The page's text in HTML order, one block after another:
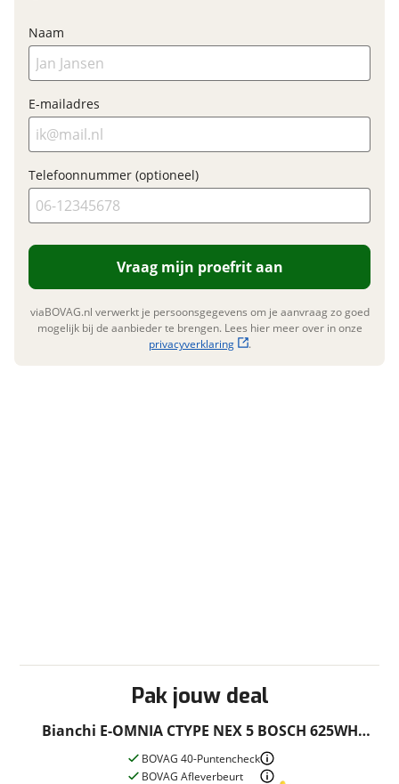
Pak jouw deal
Bianchi E-OMNIA CTYPE NEX 5 BOSCH 625WH
White 55cm Large 2022
BOVAG 40-Puntencheck
BOVAG Afleverbeurt
Naam
E-mailadres
Telefoonnummer (optioneel)
Vraag mijn proefrit aan
viaBOVAG.nl verwerkt je persoonsgegevens om je aanvraag zo goed
mogelijk bij de aanbieder te brengen. Lees hier meer over in onze
privacyverklaring
.